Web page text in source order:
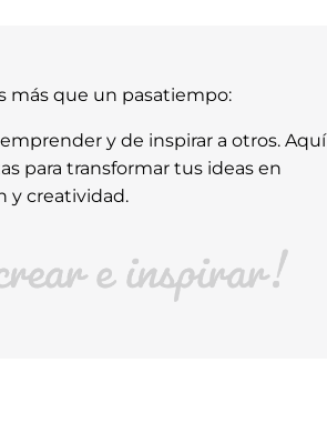
más que un pasatiempo:
y de inspirar a otros. Aquí
para transformar tus ideas en
y creatividad.